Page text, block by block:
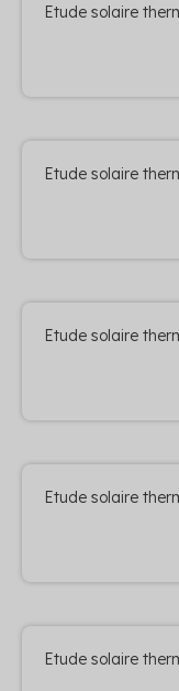
Etude solaire
Etude solaire
Etude solaire
Etude solaire
Etude solaire